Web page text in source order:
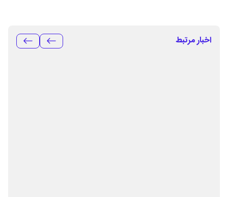
اخبار مرتبط